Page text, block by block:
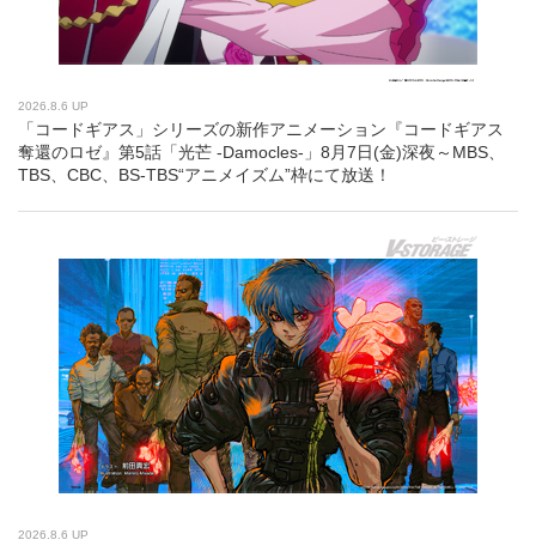
2026.8.6 UP
「コードギアス」シリーズの新作アニメーション『コードギアス
奪還のロゼ』第5話「光芒 -Damocles-」8月7日(金)深夜～MBS、
TBS、CBC、BS-TBS“アニメイズム”枠にて放送！
2026.8.6 UP